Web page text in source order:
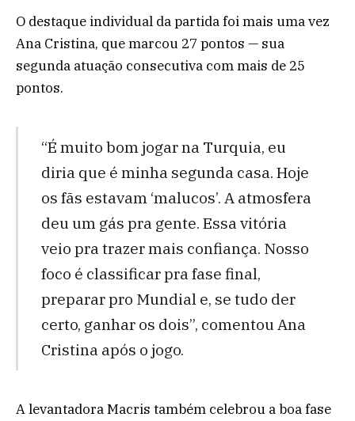
O destaque individual da partida foi mais uma vez
Ana Cristina, que marcou 27 pontos — sua
segunda atuação consecutiva com mais de 25
pontos.
“É muito bom jogar na Turquia, eu
diria que é minha segunda casa. Hoje
os fãs estavam ‘malucos’. A atmosfera
deu um gás pra gente. Essa vitória
veio pra trazer mais confiança. Nosso
foco é classificar pra fase final,
preparar pro Mundial e, se tudo der
certo, ganhar os dois”, comentou Ana
Cristina após o jogo.
A levantadora Macris também celebrou a boa fase